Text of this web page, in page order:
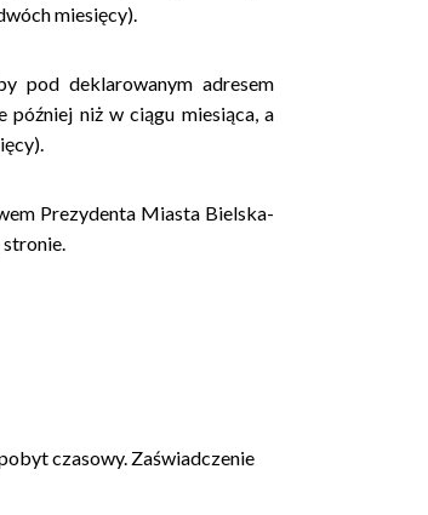
miesięcy).
pod deklarowanym adresem
niż w ciągu miesiąca, a
Prezydenta Miasta Bielska-
stronie.
czasowy. Zaświadczenie